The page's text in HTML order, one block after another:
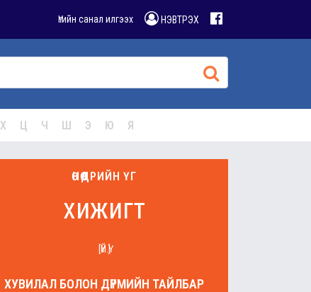
Үгийн санал илгээх НЭВТРЭХ
Х Ц Ч Ш Э Ю Я
ӨНӨӨДРИЙН ҮГ
хижигт
[ҮЙ.Ү]
ХУВИЛАЛ БОЛОН ДҮРМИЙН ТАЙЛБАР